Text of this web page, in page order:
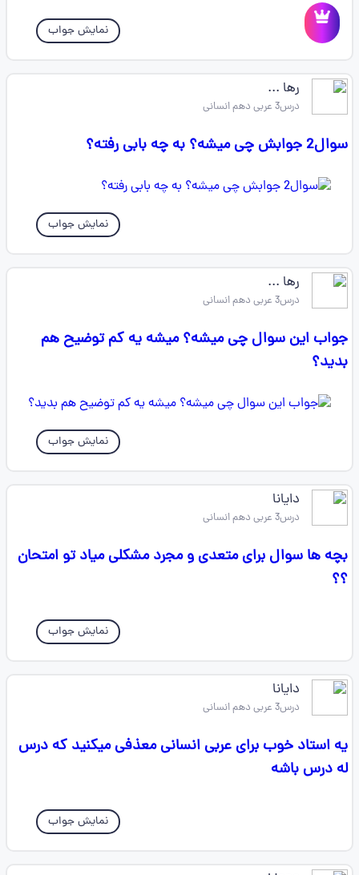
نمایش جواب
رها ...
درس3 عربی دهم انسانی
سوال2 جوابش چی میشه؟ به چه بابی رفته؟
نمایش جواب
رها ...
درس3 عربی دهم انسانی
جواب این سوال چی میشه؟ میشه یه کم توضیح هم
بدید؟
نمایش جواب
دایانا
درس3 عربی دهم انسانی
بچه ها سوال برای متعدی و‌ مجرد مشکلی میاد تو امتحان
؟؟
نمایش جواب
دایانا
درس3 عربی دهم انسانی
یه استاد خوب برای عربی انسانی معذفی میکنید که درس
له درس باشه
نمایش جواب